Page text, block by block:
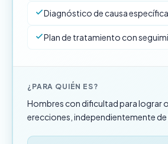
Diagnóstico de causa específica
Plan de tratamiento con
¿PARA QUIÉN ES?
Hombres con dificultad para lograr
erecciones, independientemente de